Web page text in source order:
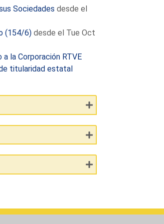
Sociedades desde el
(154/6)desde el Tue Oct
la Corporación RTVE
titularidad estatal